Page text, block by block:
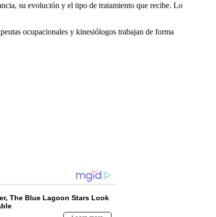
su evolución y el tipo de tratamiento que recibe. Lo
ocupacionales y kinesiólogos trabajan de forma